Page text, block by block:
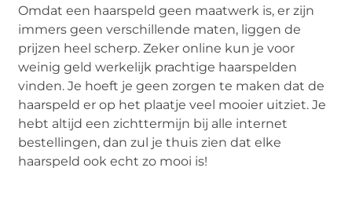
Omdat een haarspeld geen maatwerk is, er zijn
immers geen verschillende maten, liggen de
prijzen heel scherp. Zeker online kun je voor
weinig geld werkelijk prachtige haarspelden
vinden. Je hoeft je geen zorgen te maken dat de
haarspeld er op het plaatje veel mooier uitziet. Je
hebt altijd een zichttermijn bij alle internet
bestellingen, dan zul je thuis zien dat elke
haarspeld ook echt zo mooi is!